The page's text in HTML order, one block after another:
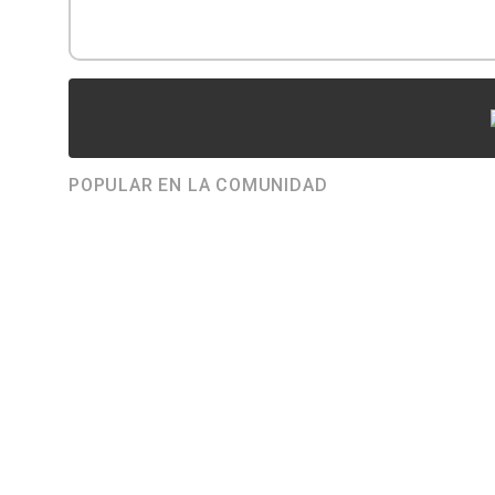
POPULAR EN LA COMUNIDAD